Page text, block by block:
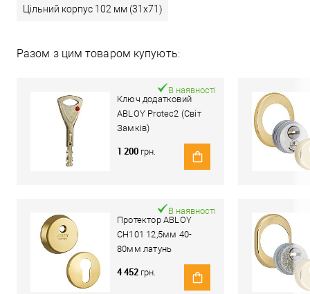
Цільний корпус 102 мм (31x71)
Разом з цим товаром купують:
Ключ додатковий
ABLOY Protec2 (Світ
Замків)
В наявності
1 200 грн.
Протектор ABLOY
CH101 12,5мм 40-
80мм латунь
В наявності
4 452 грн.